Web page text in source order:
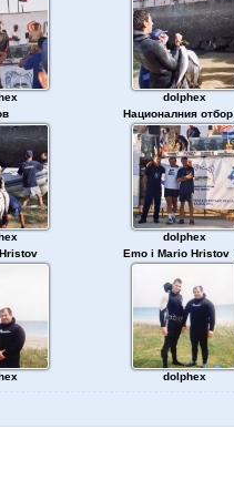
dolphex
Националния отбор
dolphex
Emo i Mario Hristov
dolphex